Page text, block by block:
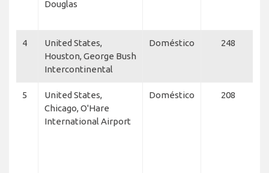
Douglas
4
United States,
Houston, George Bush
Intercontinental
Doméstico 248
5
United States,
Chicago, O'Hare
International Airport
Doméstico 208